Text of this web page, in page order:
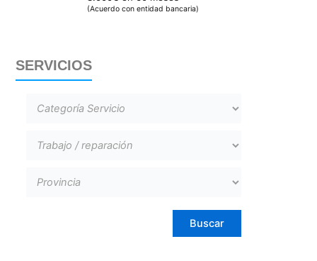
(Acuerdo con entidad bancaria)
SERVICIOS